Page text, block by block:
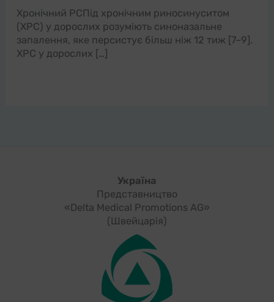
Хронічний РСПід хронічним риносинуситом
(ХРС) у дорослих розуміють синоназальне
запалення, яке персистує більш ніж 12 тиж [7–9].
ХРС у дорослих […]
Україна
Представництво
«Delta Medical Promotions AG»
(Швейцарія)